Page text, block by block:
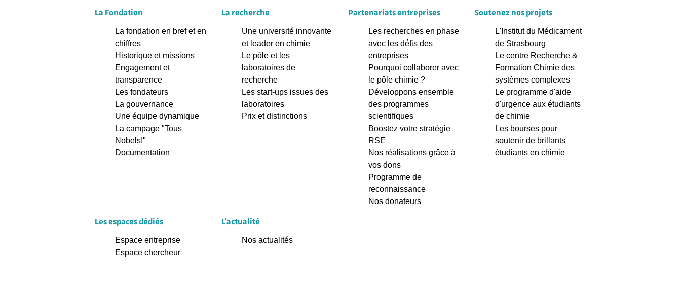
La Fondation
La fondation en bref et en
chiffres
Historique et missions
Engagement et
transparence
Les fondateurs
La gouvernance
Une équipe dynamique
La campage "Tous
Nobels!"
Documentation
La recherche
Une université innovante
et leader en chimie
Le pôle et les
laboratoires de
recherche
Les start-ups issues des
laboratoires
Prix et distinctions
Partenariats entreprises
Les recherches en phase
avec les défis des
entreprises
Pourquoi collaborer avec
le pôle chimie ?
Développons ensemble
des programmes
scientifiques
Boostez votre stratégie
RSE
Nos réalisations grâce à
vos dons
Programme de
reconnaissance
Nos donateurs
Soutenez nos projets
L'Institut du Médicament
de Strasbourg
Le centre Recherche &
Formation Chimie des
systèmes complexes
Le programme d'aide
d'urgence aux étudiants
de chimie
Les bourses pour
soutenir de brillants
étudiants en chimie
Les espaces dédiés
Espace entreprise
Espace chercheur
L'actualité
Nos actualités